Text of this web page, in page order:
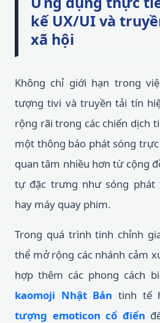
kế UX/UI và
xã hội
Không chỉ giới hạn trong
tượng tivi và truyền tải tín
rộng rãi trong các chiến dịch
một thông báo phát sóng
quan tâm nhiều hơn từ cộng
tự đặc trưng như sóng phát
hay máy quay phim.
Trong quá trình tinh chỉnh
thể mở rộng các nhánh cảm
hợp thêm các phong cách
kaomoji Nhật Bản tinh tế
tượng emoticon cổ điển